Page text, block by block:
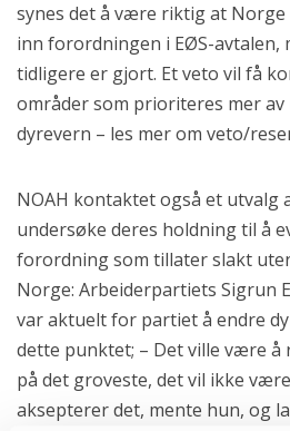
synes det å være riktig at
inn forordningen i EØS-avtalen,
tidligere er gjort. Et veto vil få
områder som prioriteres mer
dyrevern – les mer om veto/
NOAH kontaktet også et utvalg
undersøke deres holdning til å
forordning som tillater slakt
Norge: Arbeiderpartiets Sigrun
var aktuelt for partiet å endre
dette punktet; – Det ville være å
på det groveste, det vil ikke
aksepterer det, mente hun, og